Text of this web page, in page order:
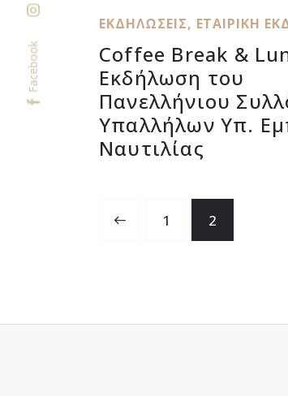
ΕΚΔΗΛΏΣΕΙΣ, ΕΤΑΙΡΙΚΉ
Coffee Break &
Εκδήλωση του
Πανελλήνιου
Υπαλλήλων Υπ.
Ναυτιλίας
1 2
Facebook